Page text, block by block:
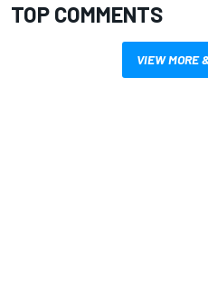
TOP COMMENTS
VIEW MORE